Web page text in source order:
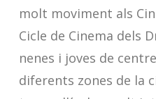
molt moviment als
Cicle de Cinema dels
nenes i joves de
diferents zones de la